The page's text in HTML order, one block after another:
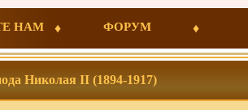
НАМ ФОРУМ
Николая II (1894-1917)